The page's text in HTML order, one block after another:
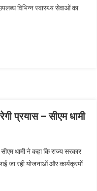
विभिन्न स्वास्थ्य सेवाओं का
प्रयास – सीएम धामी
धामी ने कहा कि राज्य सरकार
जा रही योजनाओं और कार्यक्रमों